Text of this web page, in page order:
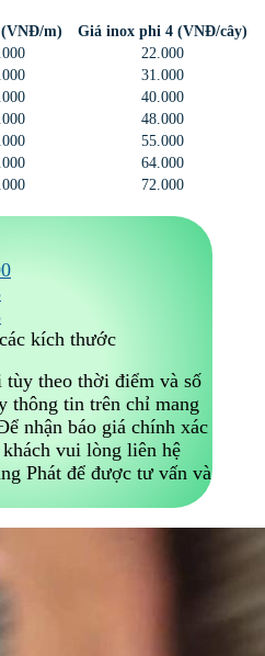
m)
Giá inox phi 4 (VNĐ/cây)
22.000
31.000
40.000
48.000
55.000
64.000
72.000
kích thước
tùy theo thời điểm và số
thông tin trên chỉ mang
nhận báo giá chính xác
vui lòng liên hệ
Phát để được tư vấn và